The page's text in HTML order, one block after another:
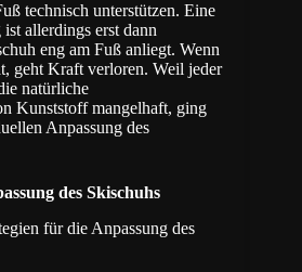
technisch unterstützen. Eine
allerdings erst dann
eng am Fuß anliegt. Wenn
geht Kraft verloren. Weil jeder
natürliche
Kunststoff mangelhaft, ging
Anpassung des
des Skischuhs
für die Anpassung des